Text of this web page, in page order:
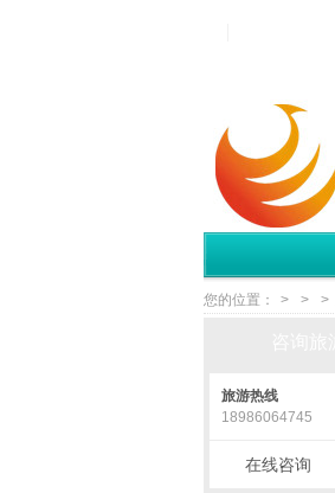
您的位置： > > >
旅游热线
18986064745
在线咨询